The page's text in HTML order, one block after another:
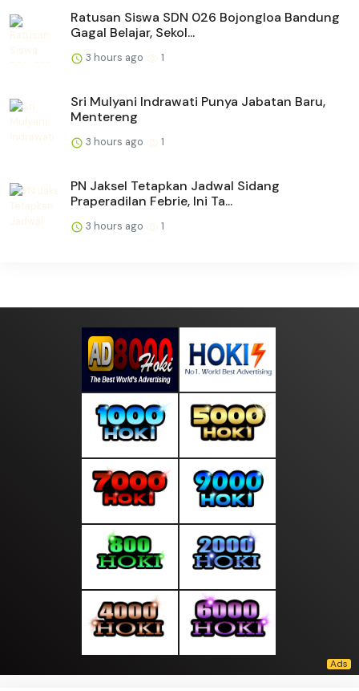
Ratusan Siswa SDN 026 Bojongloa Bandung
Gagal Belajar, Sekol...
3 hours ago 1
Sri Mulyani Indrawati Punya Jabatan Baru,
Mentereng
3 hours ago 1
PN Jaksel Tetapkan Jadwal Sidang
Praperadilan Febrie, Ini Ta...
3 hours ago 1